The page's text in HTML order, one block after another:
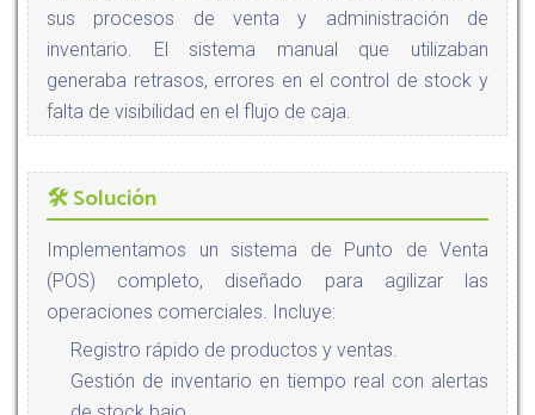
sus procesos de venta y administración de
inventario. El sistema manual que utilizaban
generaba retrasos, errores en el control de stock y
falta de visibilidad en el flujo de caja.
🛠️ Solución
Implementamos un sistema de Punto de Venta
(POS) completo, diseñado para agilizar las
operaciones comerciales. Incluye:
Registro rápido de productos y ventas.
Gestión de inventario en tiempo real con alertas